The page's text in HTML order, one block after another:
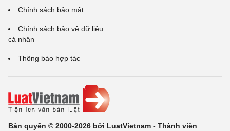
Chính sách bảo mật
Chính sách bảo vệ dữ liệu
cá nhân
Thông báo hợp tác
Bản quyền © 2000-2026 bởi LuatVietnam - Thành viên